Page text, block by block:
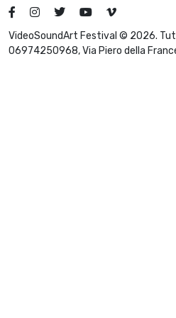
VideoSoundArt Festival © 2026.
06974250968, Via Piero della